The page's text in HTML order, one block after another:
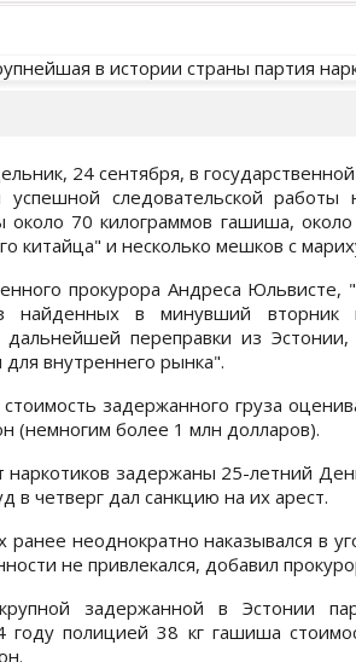
24 сентября, в
успешной следовательской
70 килограммов гашиша, около
китайца" и несколько мешков с
прокурора Андреса Юльвисте,
найденных в минувший вторник
дальнейшей переправки из
внутреннего рынка".
задержанного груза
(немногим более 1 млн долларов).
наркотиков задержаны 25-летний
в четверг дал санкцию на их арест.
неоднократно наказывался в
не привлекался, добавил
задержанной в Эстонии
году полицией 38 кг гашиша